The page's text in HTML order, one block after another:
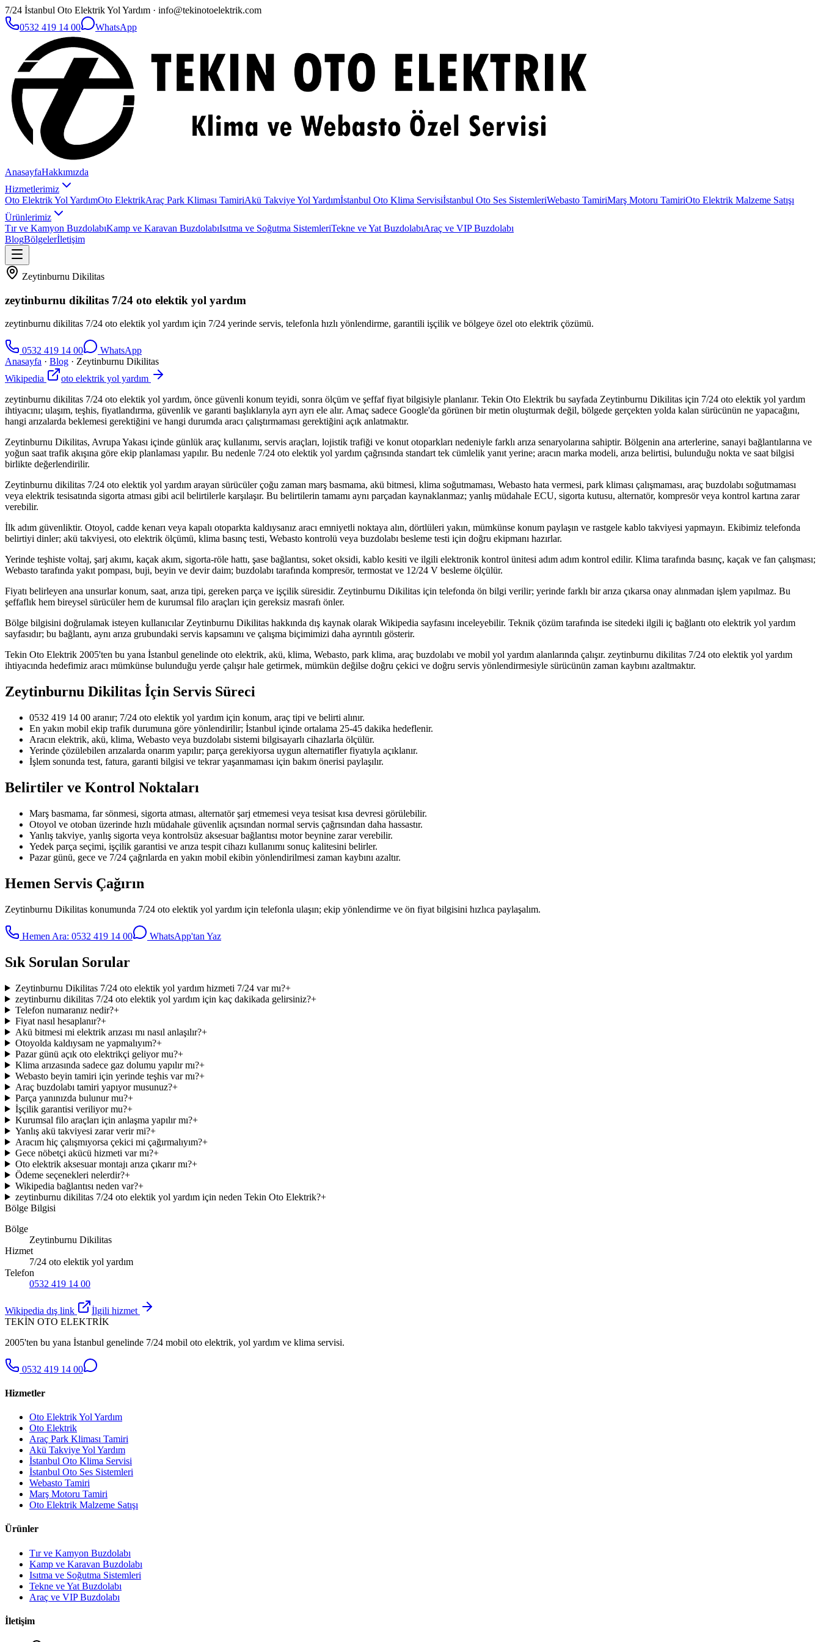
7/24 İstanbul Oto Elektrik Yol Yardım · info@tekinotoelektrik.com
0532 419 14 00
WhatsApp
AnasayfaHakkımızda
Hizmetlerimiz
Oto Elektrik Yol YardımOto ElektrikAraç Park Kliması TamiriAkü Takviye Yol Yardımİstanbul Oto Klima Servisiİstanbul Oto Ses SistemleriWebasto TamiriMarş Motoru TamiriOto Elektrik Malzeme Satışı
Ürünlerimiz
Tır ve Kamyon BuzdolabıKamp ve Karavan BuzdolabıIsıtma ve Soğutma SistemleriTekne ve Yat BuzdolabıAraç ve VIP Buzdolabı
BlogBölgelerİletişim
Zeytinburnu Dikilitas
zeytinburnu dikilitas 7/24 oto elektik yol yardım
zeytinburnu dikilitas 7/24 oto elektik yol yardım için 7/24 yerinde servis, telefonla hızlı yönlendirme, garantili işçilik ve bölgeye özel oto elektrik çözümü.
0532 419 14 00
WhatsApp
Anasayfa · Blog · Zeytinburnu Dikilitas
Wikipedia
oto elektrik yol yardım
zeytinburnu dikilitas 7/24 oto elektik yol yardım, önce güvenli konum teyidi, sonra ölçüm ve şeffaf fiyat bilgisiyle planlanır. Tekin Oto Elektrik bu sayfada Zeytinburnu Dikilitas için 7/24 oto elektik yol yardım
ihtiyacını; ulaşım, teşhis, fiyatlandırma, güvenlik ve garanti başlıklarıyla ayrı ayrı ele alır. Amaç sadece Google'da görünen bir metin oluşturmak değil, bölgede gerçekten yolda kalan sürücünün ne yapacağını,
hangi arızalarda beklemesi gerektiğini ve hangi durumda aracı çalıştırmaması gerektiğini açık anlatmaktır.
Zeytinburnu Dikilitas, Avrupa Yakası içinde günlük araç kullanımı, servis araçları, lojistik trafiği ve konut otoparkları nedeniyle farklı arıza senaryolarına sahiptir. Bölgenin ana arterlerine, sanayi bağlantılarına ve
yoğun saat trafik akışına göre ekip planlaması yapılır. Bu nedenle 7/24 oto elektik yol yardım çağrısında standart tek cümlelik yanıt yerine; aracın marka modeli, arıza belirtisi, bulunduğu nokta ve saat bilgisi
birlikte değerlendirilir.
Zeytinburnu dikilitas 7/24 oto elektik yol yardım arayan sürücüler çoğu zaman marş basmama, akü bitmesi, klima soğutmaması, Webasto hata vermesi, park kliması çalışmaması, araç buzdolabı soğutmaması
veya elektrik tesisatında sigorta atması gibi acil belirtilerle karşılaşır. Bu belirtilerin tamamı aynı parçadan kaynaklanmaz; yanlış müdahale ECU, sigorta kutusu, alternatör, kompresör veya kontrol kartına zarar
verebilir.
İlk adım güvenliktir. Otoyol, cadde kenarı veya kapalı otoparkta kaldıysanız aracı emniyetli noktaya alın, dörtlüleri yakın, mümkünse konum paylaşın ve rastgele kablo takviyesi yapmayın. Ekibimiz telefonda
belirtiyi dinler; akü takviyesi, oto elektrik ölçümü, klima basınç testi, Webasto kontrolü veya buzdolabı besleme testi için doğru ekipmanı hazırlar.
Yerinde teşhiste voltaj, şarj akımı, kaçak akım, sigorta-röle hattı, şase bağlantısı, soket oksidi, kablo kesiti ve ilgili elektronik kontrol ünitesi adım adım kontrol edilir. Klima tarafında basınç, kaçak ve fan çalışması;
Webasto tarafında yakıt pompası, buji, beyin ve devir daim; buzdolabı tarafında kompresör, termostat ve 12/24 V besleme ölçülür.
Fiyatı belirleyen ana unsurlar konum, saat, arıza tipi, gereken parça ve işçilik süresidir. Zeytinburnu Dikilitas için telefonda ön bilgi verilir; yerinde farklı bir arıza çıkarsa onay alınmadan işlem yapılmaz. Bu
şeffaflık hem bireysel sürücüler hem de kurumsal filo araçları için gereksiz masrafı önler.
Bölge bilgisini doğrulamak isteyen kullanıcılar Zeytinburnu Dikilitas hakkında dış kaynak olarak Wikipedia sayfasını inceleyebilir. Teknik çözüm tarafında ise sitedeki ilgili iç bağlantı oto elektrik yol yardım
sayfasıdır; bu bağlantı, aynı arıza grubundaki servis kapsamını ve çalışma biçimimizi daha ayrıntılı gösterir.
Tekin Oto Elektrik 2005'ten bu yana İstanbul genelinde oto elektrik, akü, klima, Webasto, park klima, araç buzdolabı ve mobil yol yardım alanlarında çalışır. zeytinburnu dikilitas 7/24 oto elektik yol yardım
ihtiyacında hedefimiz aracı mümkünse bulunduğu yerde çalışır hale getirmek, mümkün değilse doğru çekici ve doğru servis yönlendirmesiyle sürücünün zaman kaybını azaltmaktır.
Zeytinburnu Dikilitas İçin Servis Süreci
0532 419 14 00 aranır; 7/24 oto elektik yol yardım için konum, araç tipi ve belirti alınır.
En yakın mobil ekip trafik durumuna göre yönlendirilir; İstanbul içinde ortalama 25-45 dakika hedeflenir.
Aracın elektrik, akü, klima, Webasto veya buzdolabı sistemi bilgisayarlı cihazlarla ölçülür.
Yerinde çözülebilen arızalarda onarım yapılır; parça gerekiyorsa uygun alternatifler fiyatıyla açıklanır.
İşlem sonunda test, fatura, garanti bilgisi ve tekrar yaşanmaması için bakım önerisi paylaşılır.
Belirtiler ve Kontrol Noktaları
Marş basmama, far sönmesi, sigorta atması, alternatör şarj etmemesi veya tesisat kısa devresi görülebilir.
Otoyol ve otoban üzerinde hızlı müdahale güvenlik açısından normal servis çağrısından daha hassastır.
Yanlış takviye, yanlış sigorta veya kontrolsüz aksesuar bağlantısı motor beynine zarar verebilir.
Yedek parça seçimi, işçilik garantisi ve arıza tespit cihazı kullanımı sonuç kalitesini belirler.
Pazar günü, gece ve 7/24 çağrılarda en yakın mobil ekibin yönlendirilmesi zaman kaybını azaltır.
Hemen Servis Çağırın
Zeytinburnu Dikilitas konumunda 7/24 oto elektik yol yardım için telefonla ulaşın; ekip yönlendirme ve ön fiyat bilgisini hızlıca paylaşalım.
Hemen Ara: 0532 419 14 00 WhatsApp'tan Yaz
Sık Sorulan Sorular
Zeytinburnu Dikilitas 7/24 oto elektik yol yardım hizmeti 7/24 var mı?+
zeytinburnu dikilitas 7/24 oto elektik yol yardım için kaç dakikada gelirsiniz?+
Telefon numaranız nedir?+
Fiyat nasıl hesaplanır?+
Akü bitmesi mi elektrik arızası mı nasıl anlaşılır?+
Otoyolda kaldıysam ne yapmalıyım?+
Pazar günü açık oto elektrikçi geliyor mu?+
Klima arızasında sadece gaz dolumu yapılır mı?+
Webasto beyin tamiri için yerinde teşhis var mı?+
Araç buzdolabı tamiri yapıyor musunuz?+
Parça yanınızda bulunur mu?+
İşçilik garantisi veriliyor mu?+
Kurumsal filo araçları için anlaşma yapılır mı?+
Yanlış akü takviyesi zarar verir mi?+
Aracım hiç çalışmıyorsa çekici mi çağırmalıyım?+
Gece nöbetçi akücü hizmeti var mı?+
Oto elektrik aksesuar montajı arıza çıkarır mı?+
Ödeme seçenekleri nelerdir?+
Wikipedia bağlantısı neden var?+
zeytinburnu dikilitas 7/24 oto elektik yol yardım için neden Tekin Oto Elektrik?+
Bölge Bilgisi
Bölge
Zeytinburnu Dikilitas
Hizmet
7/24 oto elektik yol yardım
Telefon
0532 419 14 00
Wikipedia dış link
İlgili hizmet
TEKİN OTO ELEKTRİK
2005'ten bu yana İstanbul genelinde 7/24 mobil oto elektrik, yol yardım ve klima servisi.
0532 419 14 00
Hizmetler
Oto Elektrik Yol Yardım
Oto Elektrik
Araç Park Kliması Tamiri
Akü Takviye Yol Yardım
İstanbul Oto Klima Servisi
İstanbul Oto Ses Sistemleri
Webasto Tamiri
Marş Motoru Tamiri
Oto Elektrik Malzeme Satışı
Ürünler
Tır ve Kamyon Buzdolabı
Kamp ve Karavan Buzdolabı
Isıtma ve Soğutma Sistemleri
Tekne ve Yat Buzdolabı
Araç ve VIP Buzdolabı
İletişim